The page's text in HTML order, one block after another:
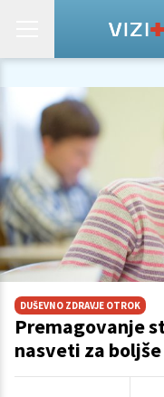
DUŠEVNO ZDRAVJE OTROK
Premagovanje
nasveti za